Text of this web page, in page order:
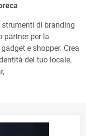
di branding
partner per la
e shopper. Crea
del tuo locale,